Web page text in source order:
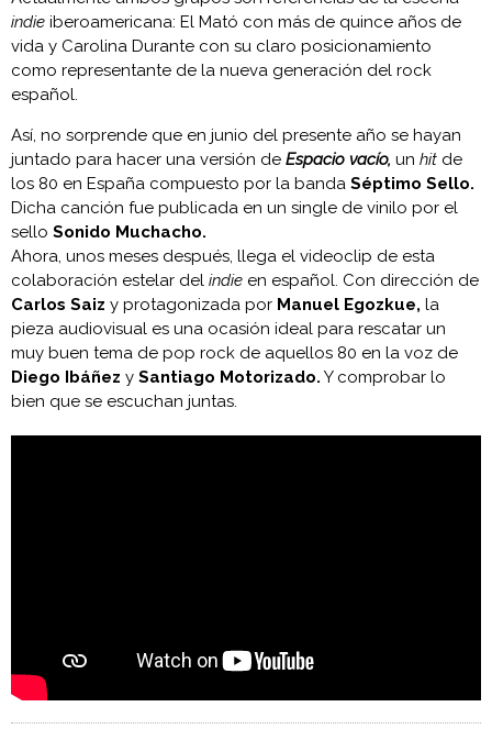
indie iberoamericana: El Mató con más de quince años de
vida y Carolina Durante con su claro posicionamiento
como representante de la nueva generación del rock
español.
Así, no sorprende que en junio del presente año se hayan
juntado para hacer una versión de Espacio vacío, un hit de
los 80 en España compuesto por la banda Séptimo Sello.
Dicha canción fue publicada en un single de vinilo por el
sello Sonido Muchacho.
Ahora, unos meses después, llega el videoclip de esta
colaboración estelar del indie en español. Con dirección de
Carlos Saiz y protagonizada por Manuel Egozkue, la
pieza audiovisual es una ocasión ideal para rescatar un
muy buen tema de pop rock de aquellos 80 en la voz de
Diego Ibáñez y Santiago Motorizado. Y comprobar lo
bien que se escuchan juntas.